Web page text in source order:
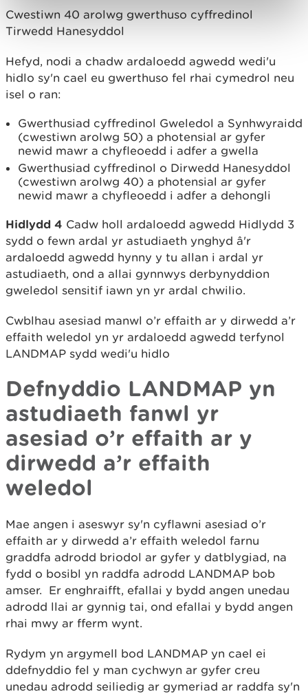
Cwestiwn 40 arolwg gwerthuso cyffredinol
Tirwedd Hanesyddol
Hefyd, nodi a chadw ardaloedd agwedd wedi'u
hidlo sy'n cael eu gwerthuso fel rhai cymedrol neu
isel o ran:
Gwerthusiad cyffredinol Gweledol a Synhwyraidd
(cwestiwn arolwg 50) a photensial ar gyfer
newid mawr a chyfleoedd i adfer a gwella
Gwerthusiad cyffredinol o Dirwedd Hanesyddol
(cwestiwn arolwg 40) a photensial ar gyfer
newid mawr a chyfleoedd i adfer a dehongli
Hidlydd 4 Cadw holl ardaloedd agwedd Hidlydd 3
sydd o fewn ardal yr astudiaeth ynghyd â'r
ardaloedd agwedd hynny y tu allan i ardal yr
astudiaeth, ond a allai gynnwys derbynyddion
gweledol sensitif iawn yn yr ardal chwilio.
Cwblhau asesiad manwl o’r effaith ar y dirwedd a’r
effaith weledol yn yr ardaloedd agwedd terfynol
LANDMAP sydd wedi'u hidlo
Defnyddio LANDMAP yn
astudiaeth fanwl yr
asesiad o’r effaith ar y
dirwedd a’r effaith
weledol
Mae angen i aseswyr sy'n cyflawni asesiad o’r
effaith ar y dirwedd a’r effaith weledol farnu
graddfa adrodd briodol ar gyfer y datblygiad, na
fydd o bosibl yn raddfa adrodd LANDMAP bob
amser. Er enghraifft, efallai y bydd angen unedau
adrodd llai ar gynnig tai, ond efallai y bydd angen
rhai mwy ar fferm wynt.
Rydym yn argymell bod LANDMAP yn cael ei
ddefnyddio fel y man cychwyn ar gyfer creu
unedau adrodd seiliedig ar gymeriad ar raddfa sy'n